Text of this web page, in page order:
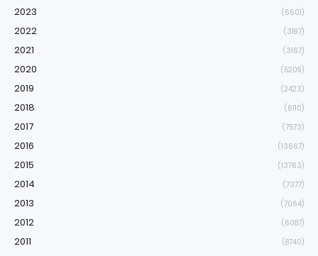
2023 (6601)
2022 (3197)
2021 (3167)
2020 (5209)
2019 (2423)
2018 (6110)
2017 (7573)
2016 (13667)
2015 (13763)
2014 (7377)
2013 (7064)
2012 (6087)
2011 (8740)